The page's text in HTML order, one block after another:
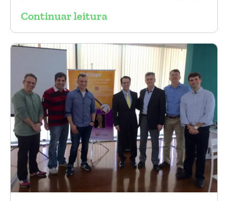
29 de outubro. Na foto também está
SBACV (Sociedade Brasileira de Angiologia e
de Cirurgia Vascular) Bahia.
Continuar leitura